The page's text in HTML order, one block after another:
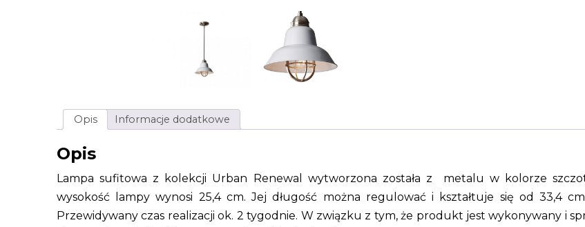
Opis Informacje dodatkowe
Opis
Lampa sufitowa z kolekcji Urban Renewal wytworzona została z metalu w kolorze
wysokość lampy wynosi 25,4 cm. Jej długość można regulować i kształtuje się od 33,4
Przewidywany czas realizacji ok. 2 tygodnie. W związku z tym, że produkt jest wykonywany i